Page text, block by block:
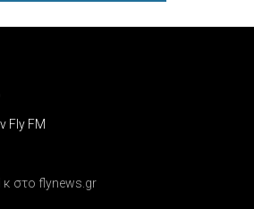
Fly FM
κ στο flynews.gr